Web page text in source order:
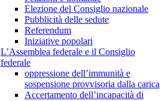
Elezione del Consiglio nazionale
Pubblicità delle sedute
Referendum
Iniziative popolari
L’Assemblea federale e il Consiglio
federale
oppressione dell’immunità e
sospensione provvisoria dalla carica
Accertamento dell’incapacità di